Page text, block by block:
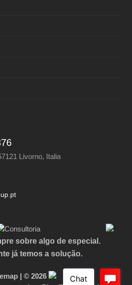
Livorno, Italia
sobre algo de especial.
já temos a solução.
| © 2026